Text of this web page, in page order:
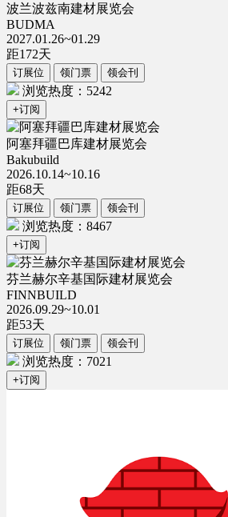
波兰波兹南建材展览会
BUDMA
2027.01.26~01.29
距172天
订展位 领门票 领会刊
浏览热度：5242
+订阅
阿塞拜疆巴库建材展览会
Bakubuild
2026.10.14~10.16
距68天
订展位 领门票 领会刊
浏览热度：8467
+订阅
芬兰赫尔辛基国际建材展览会
FINNBUILD
2026.09.29~10.01
距53天
订展位 领门票 领会刊
浏览热度：7021
+订阅